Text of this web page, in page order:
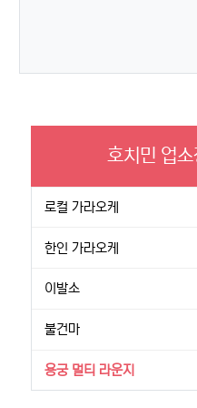
호치민 업
로컬 가라오케
한인 가라오케
이발소
불건마
용궁 멀티 라운지